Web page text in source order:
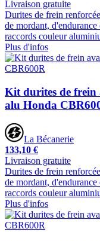
Livraison gratuite
Durites de frein
de mordant,
raccords couleur
Plus d'infos
Kit durites de frein
alu Honda
La Bécanerie
133,10 €
Livraison gratuite
Durites de frein
de mordant,
raccords couleur
Plus d'infos